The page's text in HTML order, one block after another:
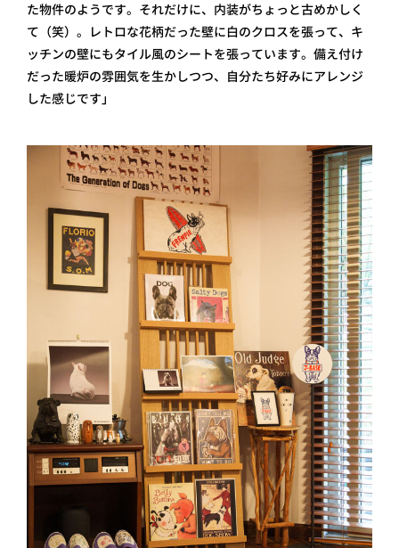
た物件のようです。それだけに、内装がちょっと古めかしく
て（笑）。レトロな花柄だった壁に白のクロスを張って、キ
ッチンの壁にもタイル風のシートを張っています。備え付け
だった暖炉の雰囲気を生かしつつ、自分たち好みにアレンジ
した感じです」